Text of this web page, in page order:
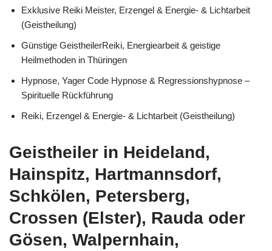
Exklusive Reiki Meister, Erzengel & Energie- & Lichtarbeit
(Geistheilung)
Günstige GeistheilerReiki, Energiearbeit & geistige
Heilmethoden in Thüringen
Hypnose, Yager Code Hypnose & Regressionshypnose –
Spirituelle Rückführung
Reiki, Erzengel & Energie- & Lichtarbeit (Geistheilung)
Geistheiler in Heideland,
Hainspitz, Hartmannsdorf,
Schkölen, Petersberg,
Crossen (Elster), Rauda oder
Gösen, Walpernhain,